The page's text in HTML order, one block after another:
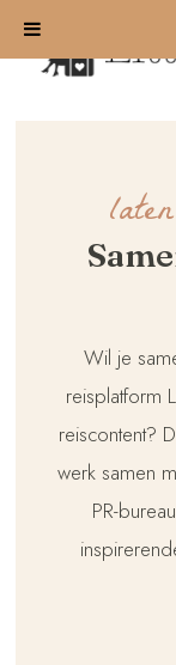
Wil je
reisplatform
reiscontent?
werk samen
PR-